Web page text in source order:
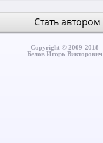
Стать автором
Copyright © 2009-2018
Белов Игорь Викторович